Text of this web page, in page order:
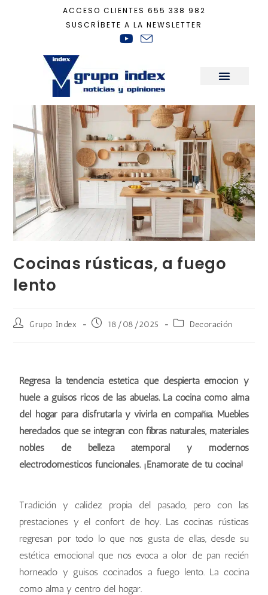
ACCESO CLIENTES 655 338 982
SUSCRÍBETE A LA NEWSLETTER
Decoración
Cocinas rústicas, a fuego
lento
Grupo Index 18/08/2025 Decoración
Regresa la tendencia estética que despierta emoción y
huele a guisos ricos de las abuelas. La cocina como alma
del hogar para disfrutarla y vivirla en compañía. Muebles
heredados que se integran con fibras naturales, materiales
nobles de belleza atemporal y modernos
electrodomésticos funcionales. ¡Enamórate de tu cocina!
Tradición y calidez propia del pasado, pero con las
prestaciones y el confort de hoy. Las cocinas rústicas
regresan por todo lo que nos gusta de ellas, desde su
estética emocional que nos evoca a olor de pan recién
horneado y guisos cocinados a fuego lento. La cocina
como alma y centro del hogar.